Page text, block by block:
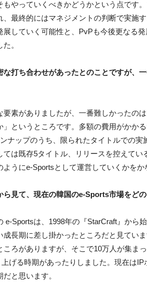
もやっていくべきかどうかという点です
、最終的にはマネジメントの判断で実施
展していく可能性と、PvPも今後更なる
。
打ち合わせがあったとのことですが、
要素がありましたが、一番難しかったの
」というところです。多額の費用がかか
ナップのうち、限られたタイトルでの
ては既存5タイトル、リリースを控えて
ようにe-Sportsとして運営していくかをか
見て、現在の韓国のe-Sports市場をどの
e-Sportsは、1998年の『StarCraft』から
成長期に差し掛かったところだと見てい
ころがありますが、そこで10万人が集ま
げる時期があったりしました。現在は
と思います。